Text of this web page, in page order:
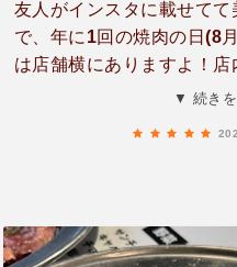
友人がインスタに載せて
で、年に1回の焼肉の日(8
は店舗横にありますよ！
がり座敷です！オーダー
抜)全部美味しくて、ハイ
ペロリ！ご馳走様でした
▼ 続きを